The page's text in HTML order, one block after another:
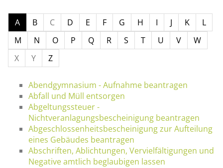
A B C D E F G H I J K
L
M
N O P Q R S T U V
W
X
Y Z
Abendgymnasium - Aufnahme beantragen
Abfall und Müll entsorgen
Abgeltungssteuer -
Nichtveranlagungsbescheinigung beantragen
Abgeschlossenheitsbescheinigung zur Aufteilung
eines Gebäudes beantragen
Abschriften, Ablichtungen, Vervielfältigungen und
Negative amtlich beglaubigen lassen